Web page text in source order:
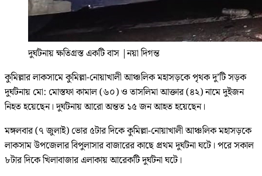
দুর্ঘটনায় ক্ষতিগ্রস্ত একটি বাস |নয়া দিগন্ত
কুমিল্লার লাকসামে কুমিল্লা-নোয়াখালী আঞ্চলিক মহাসড়কে পৃথক দু’টি সড়ক
দুর্ঘটনায় মো: মোস্তফা কামাল (৬০) ও তাসলিমা আক্তার (৪২) নামে দুইজন
নিহত হয়েছেন। দুর্ঘটনায় আরো অন্তত ১৫ জন আহত হয়েছেন।
মঙ্গলবার (৭ জুলাই) ভোর ৫টার দিকে কুমিল্লা-নোয়াখালী আঞ্চলিক মহাসড়কে
লাকসাম ‍উপজেলার বিপুলাসার বাজারের কাছে প্রথম দুর্ঘটনা ঘটে। পরে সকাল
৮টার দিকে খিলাবাজার এলাকায় আরেকটি দুর্ঘটনা ঘটে।